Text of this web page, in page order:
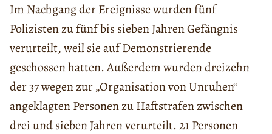
Im Nachgang der Ereignisse wurden fünf
Polizisten zu fünf bis sieben Jahren Gefängnis
verurteilt, weil sie auf Demonstrierende
geschossen hatten. Außerdem wurden dreizehn
der 37 wegen zur „Organisation von Unruhen“
angeklagten Personen zu Haftstrafen zwischen
drei und sieben Jahren verurteilt. 21 Personen